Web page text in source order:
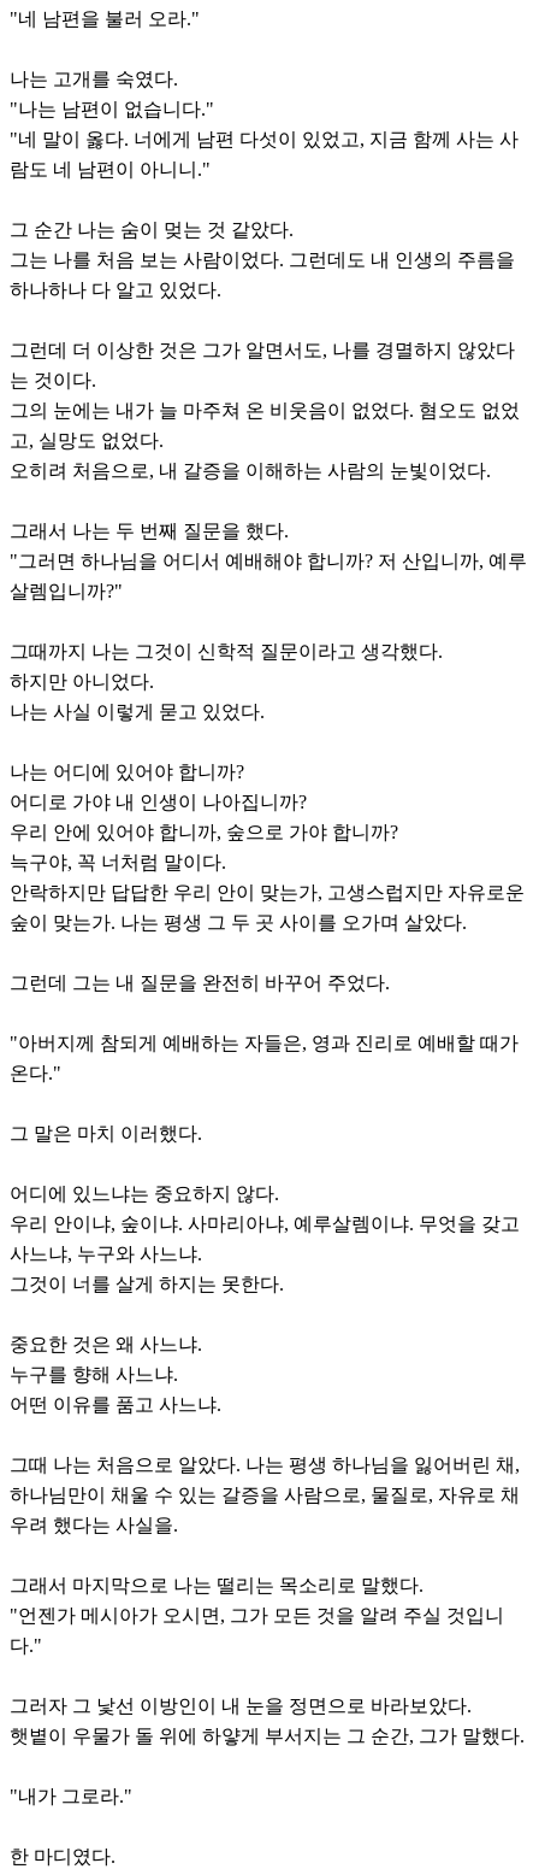
"네 남편을 불러 오라."
나는 고개를 숙였다.
"나는 남편이 없습니다."
"네 말이 옳다. 너에게 남편 다섯이 있었고, 지금 함께 사는 사
람도 네 남편이 아니니."
그 순간 나는 숨이 멎는 것 같았다.
그는 나를 처음 보는 사람이었다. 그런데도 내 인생의 주름을
하나하나 다 알고 있었다.
그런데 더 이상한 것은 그가 알면서도, 나를 경멸하지 않았다
는 것이다.
그의 눈에는 내가 늘 마주쳐 온 비웃음이 없었다. 혐오도 없었
고, 실망도 없었다.
오히려 처음으로, 내 갈증을 이해하는 사람의 눈빛이었다.
그래서 나는 두 번째 질문을 했다.
"그러면 하나님을 어디서 예배해야 합니까? 저 산입니까, 예루
살렘입니까?"
그때까지 나는 그것이 신학적 질문이라고 생각했다.
하지만 아니었다.
나는 사실 이렇게 묻고 있었다.
나는 어디에 있어야 합니까?
어디로 가야 내 인생이 나아집니까?
우리 안에 있어야 합니까, 숲으로 가야 합니까?
늑구야, 꼭 너처럼 말이다.
안락하지만 답답한 우리 안이 맞는가, 고생스럽지만 자유로운
숲이 맞는가. 나는 평생 그 두 곳 사이를 오가며 살았다.
그런데 그는 내 질문을 완전히 바꾸어 주었다.
"아버지께 참되게 예배하는 자들은, 영과 진리로 예배할 때가
온다."
그 말은 마치 이러했다.
어디에 있느냐는 중요하지 않다.
우리 안이냐, 숲이냐. 사마리아냐, 예루살렘이냐. 무엇을 갖고
사느냐, 누구와 사느냐.
그것이 너를 살게 하지는 못한다.
중요한 것은 왜 사느냐.
누구를 향해 사느냐.
어떤 이유를 품고 사느냐.
그때 나는 처음으로 알았다. 나는 평생 하나님을 잃어버린 채,
하나님만이 채울 수 있는 갈증을 사람으로, 물질로, 자유로 채
우려 했다는 사실을.
그래서 마지막으로 나는 떨리는 목소리로 말했다.
"언젠가 메시아가 오시면, 그가 모든 것을 알려 주실 것입니
다."
그러자 그 낯선 이방인이 내 눈을 정면으로 바라보았다.
햇볕이 우물가 돌 위에 하얗게 부서지는 그 순간, 그가 말했다.
"내가 그로라."
한 마디였다.